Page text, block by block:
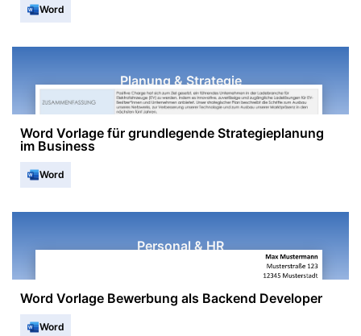
Word
Planung & Strategie
Word Vorlage für grundlegende Strategieplanung
im Business
Word
Personal & HR
Word Vorlage Bewerbung als Backend Developer
Word